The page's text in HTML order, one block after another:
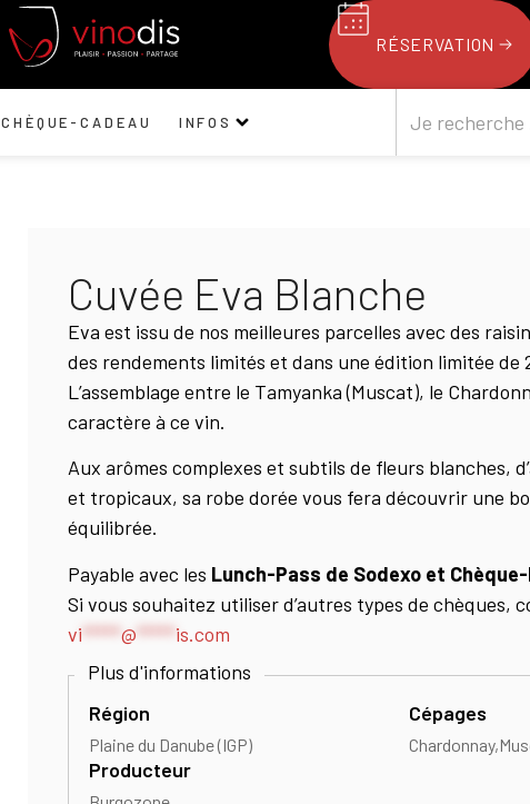
RÉSERVATION
CHÈQUE-CADEAU INFOS
Cuvée Eva Blanche
Eva est issu de nos meilleures parcelles avec des
des rendements limités et dans une édition limitée de
L’assemblage entre le Tamyanka (Muscat), le
caractère à ce vin.
Aux arômes complexes et subtils de fleurs blanches,
et tropicaux, sa robe dorée vous fera découvrir une
équilibrée.
Payable avec les Lunch-Pass de Sodexo et
Si vous souhaitez utiliser d’autres types de chèques,
vi *****@ ***** is.com
Région
Plaine du Danube (IGP)
Cépages
Chardonnay
Producteur